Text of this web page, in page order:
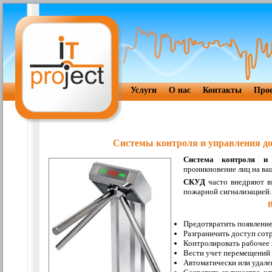
Услуги О нас Контакты
Системы контроля и управления
Система контроля
проникновение лиц на
СКУД часто внедряют
пожарной сигнализацией.
Предотвратить
Разграничить доступ
Контролировать рабочее
Вести учет перемещений
Автоматически или